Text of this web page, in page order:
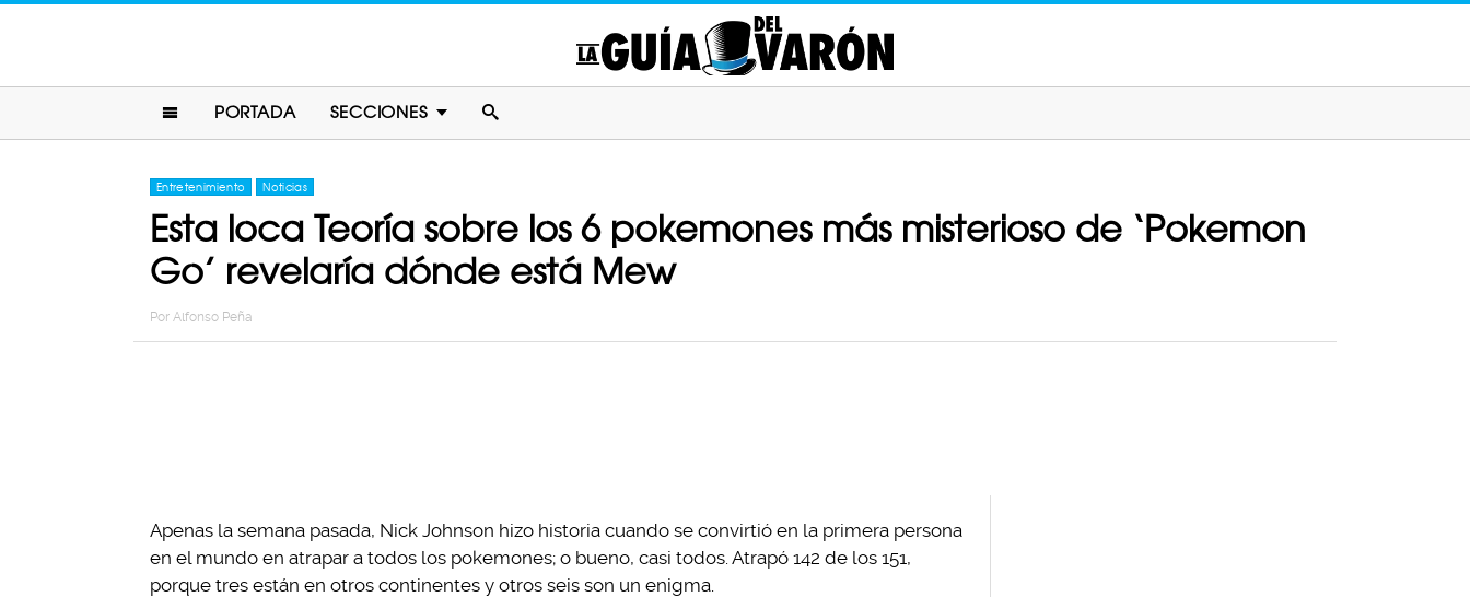
PORTADA SECCIONES
Entretenimiento Noticias
Esta loca Teoría sobre los 6 pokemones más misterioso de ‘Pokemon
Go’ revelaría dónde está Mew
Por Alfonso Peña
Apenas la semana pasada, Nick Johnson hizo historia cuando se convirtió en la primera persona
en el mundo en atrapar a todos los pokemones; o bueno, casi todos. Atrapó 142 de los 151,
porque tres están en otros continentes y otros seis son un enigma.